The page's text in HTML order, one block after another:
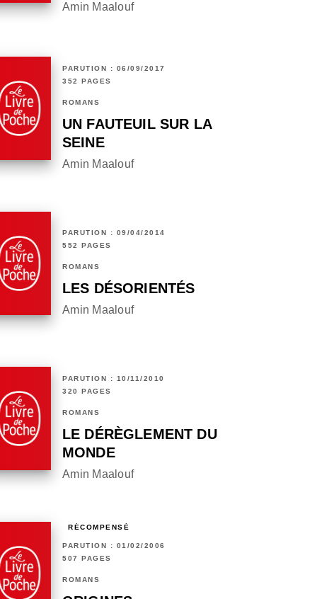
Amin Maalouf
PARUTION : 06/09/2017
352 PAGES
ROMANS
UN FAUTEUIL SUR LA
SEINE
Amin Maalouf
PARUTION : 09/04/2014
552 PAGES
ROMANS
LES DÉSORIENTÉS
Amin Maalouf
PARUTION : 10/11/2010
320 PAGES
ROMANS
LE DÉRÈGLEMENT DU
MONDE
Amin Maalouf
RÉCOMPENSÉ
PARUTION : 01/02/2006
507 PAGES
ROMANS